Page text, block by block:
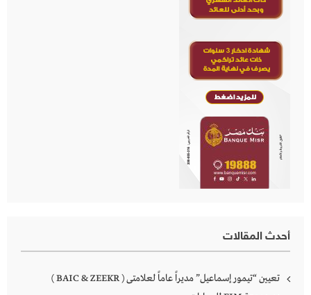
أحدث المقالات
تعيين “تيمور إسماعيل” مديراً عاماً لعلامتى ( BAIC & ZEEKR )